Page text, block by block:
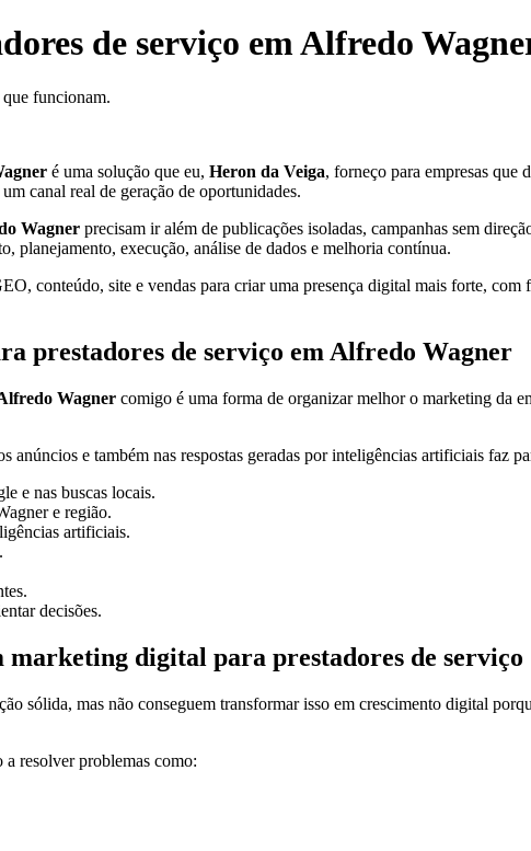
de serviço em Alfredo
que funcionam.
é uma solução que eu, Heron da Veiga, forneço para empresas que
canal real de geração de oportunidades.
Wagner precisam ir além de publicações isoladas, campanhas sem
planejamento, execução, análise de dados e melhoria contínua.
conteúdo, site e vendas para criar uma presença digital mais forte,
prestadores de serviço em Alfredo Wagner
Wagner comigo é uma forma de organizar melhor o marketing da
anúncios e também nas respostas geradas por inteligências artificiais faz
e nas buscas locais.
e região.
artificiais.
decisões.
marketing digital para prestadores de serviço
sólida, mas não conseguem transformar isso em crescimento digital
a resolver problemas como: